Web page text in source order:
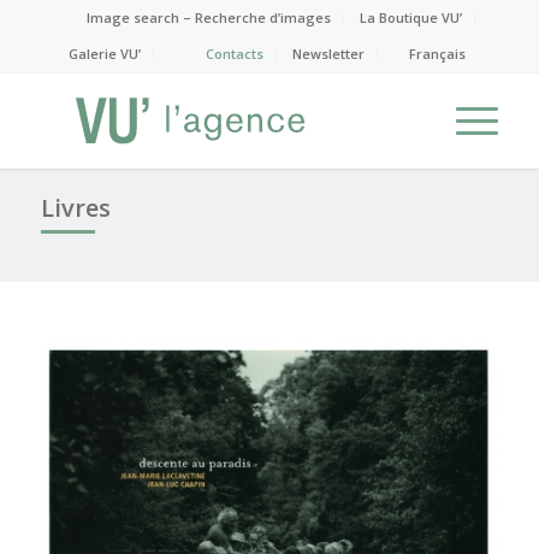
Image search – Recherche d’images
La Boutique VU’
Galerie VU’
Contacts Newsletter Français
Livres